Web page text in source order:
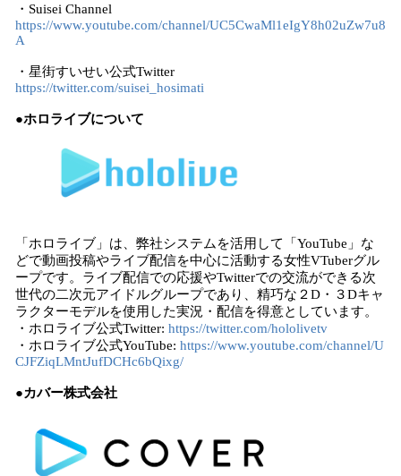
・Suisei Channel
https://www.youtube.com/channel/UC5CwaMl1eIgY8h02uZw7u8
A
・星街すいせい公式Twitter
https://twitter.com/suisei_hosimati
●ホロライブについて
「ホロライブ」は、弊社システムを活用して「YouTube」な
どで動画投稿やライブ配信を中心に活動する女性VTuberグル
ープです。ライブ配信での応援やTwitterでの交流ができる次
世代の二次元アイドルグループであり、精巧な２D・３Dキャ
ラクターモデルを使用した実況・配信を得意としています。
・ホロライブ公式Twitter: https://twitter.com/hololivetv
・ホロライブ公式YouTube: https://www.youtube.com/channel/U
CJFZiqLMntJufDCHc6bQixg/
●カバー株式会社